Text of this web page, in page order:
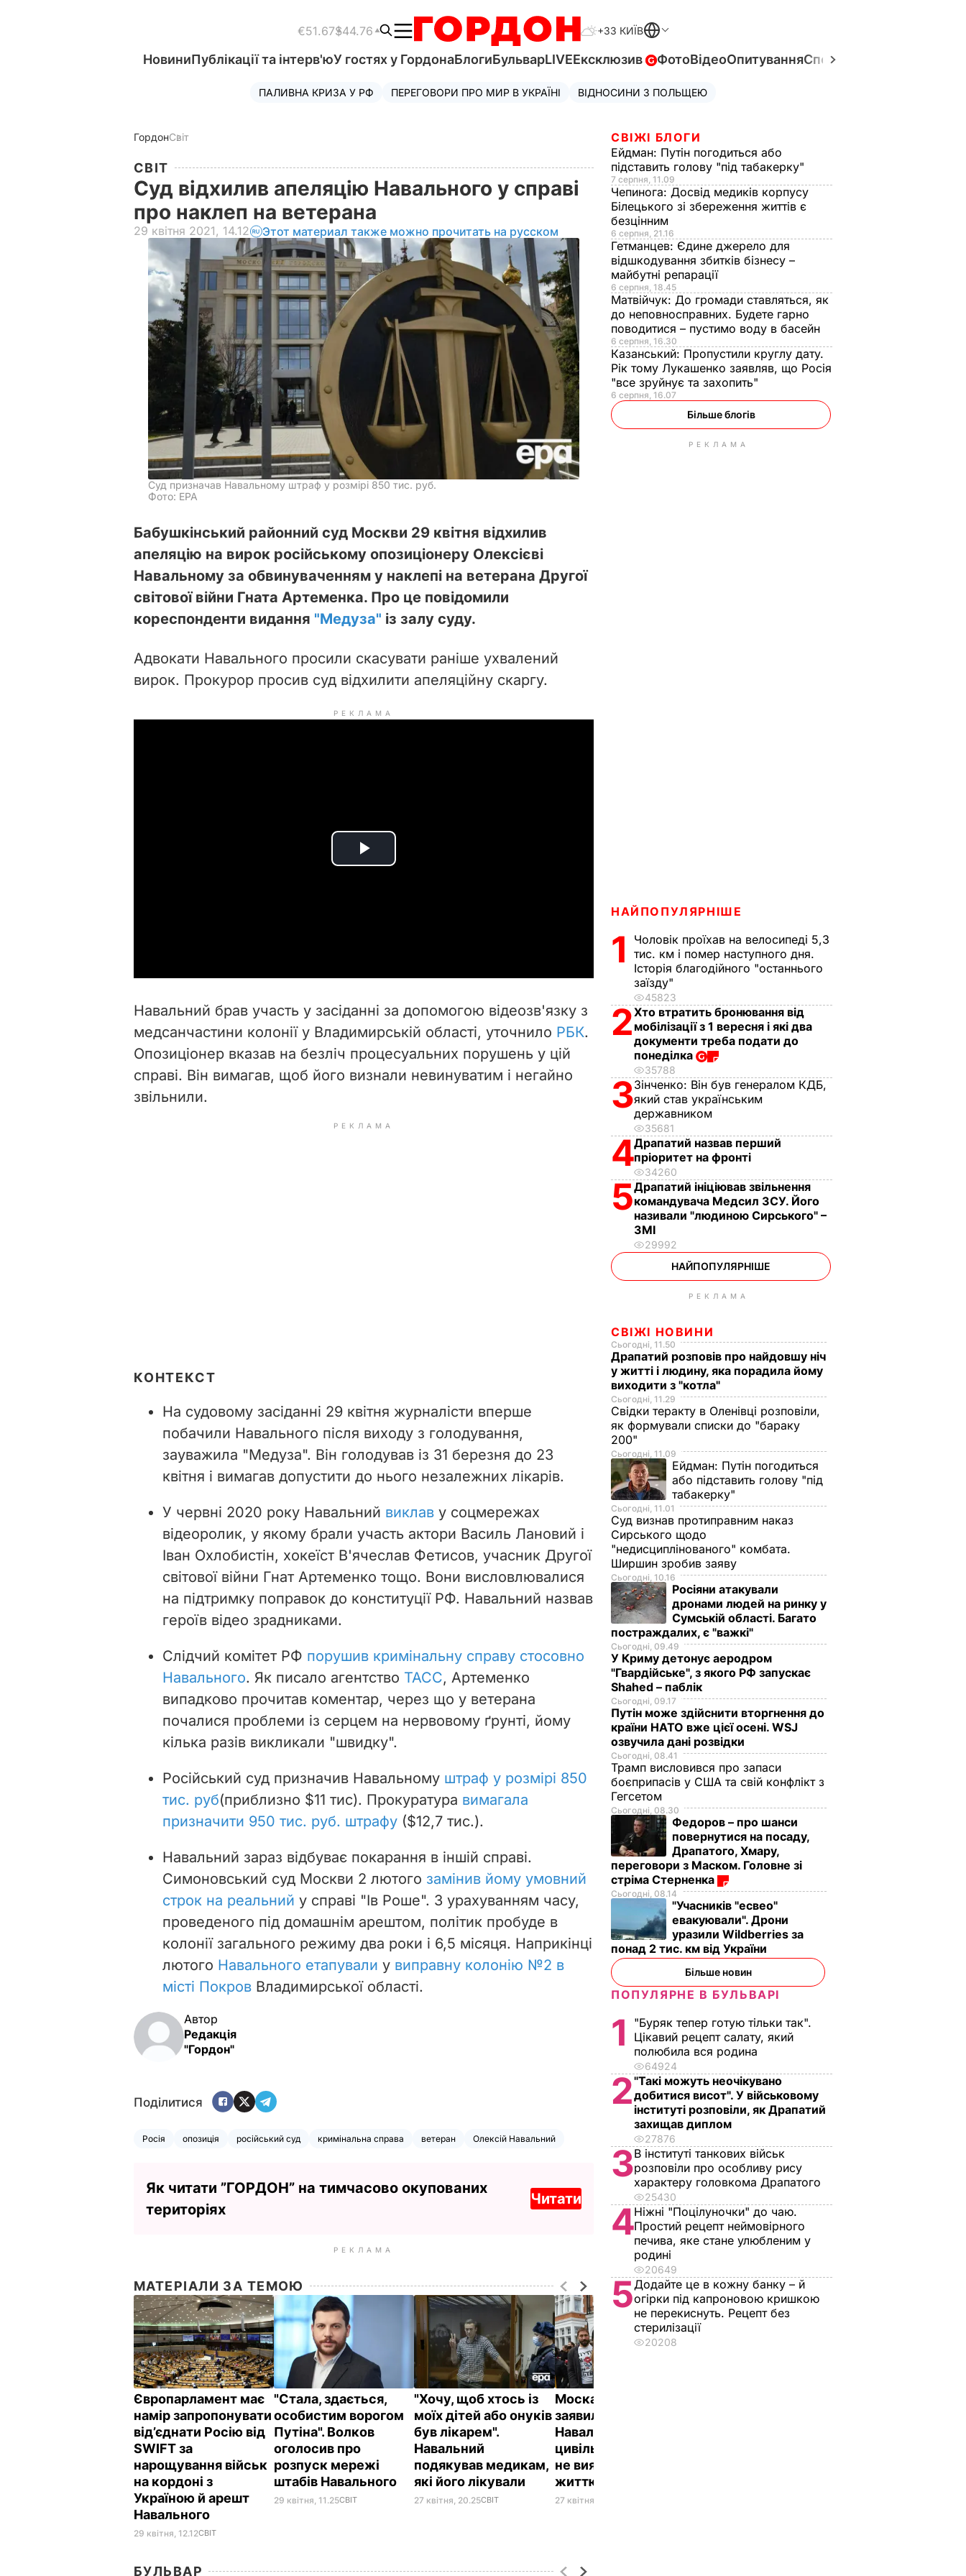
€51.67$44.76 +33 КИЇВ
НовиниПублікації та інтерв'юУ гостях у ГордонаБлогиБульварLIVEЕксклюзив ФотоВідеоОпитуванняСпецпроєкти
ПАЛИВНА КРИЗА У РФ ПЕРЕГОВОРИ ПРО МИР В УКРАЇНІ ВІДНОСИНИ З ПОЛЬЩЕЮ
ГордонСвіт
СВІТ
Суд відхилив апеляцію Навального у справі
про наклеп на ветерана
29 квітня 2021, 14.12 Этот материал также можно прочитать на русском
Суд призначав Навальному штраф у розмірі 850 тис. руб.
Фото: EPA
Бабушкінський районний суд Москви 29 квітня відхилив
апеляцію на вирок російському опозиціонеру Олексієві
Навальному за обвинуваченням у наклепі на ветерана Другої
світової війни Гната Артеменка. Про це повідомили
кореспонденти видання "Медуза" із залу суду.
Адвокати Навального просили скасувати раніше ухвалений
вирок. Прокурор просив суд відхилити апеляційну скаргу.
РЕКЛАМА
P
i
d
o
Навальний брав участь у засіданні за допомогою відеозв'язку з
медсанчастини колонії у Владимирській області, уточнило РБК.
Опозиціонер вказав на безліч процесуальних порушень у цій
справі. Він вимагав, щоб його визнали невинуватим і негайно
звільнили.
РЕКЛАМА
КОНТЕКСТ
На судовому засіданні 29 квітня журналісти вперше
побачили Навального після виходу з голодування,
зауважила "Медуза". Він голодував із 31 березня до 23
квітня і вимагав допустити до нього незалежних лікарів.
У червні 2020 року Навальний виклав у соцмережах
відеоролик, у якому брали участь актори Василь Лановий і
Іван Охлобистін, хокеїст В'ячеслав Фетисов, учасник Другої
світової війни Гнат Артеменко тощо. Вони висловлювалися
на підтримку поправок до конституції РФ. Навальний назвав
героїв відео зрадниками.
Слідчий комітет РФ порушив кримінальну справу стосовно
Навального. Як писало агентство ТАСС, Артеменко
випадково прочитав коментар, через що у ветерана
почалися проблеми із серцем на нервовому ґрунті, йому
кілька разів викликали "швидку".
Російський суд призначив Навальному штраф у розмірі 850
тис. руб(приблизно $11 тис). Прокуратура вимагала
призначити 950 тис. руб. штрафу ($12,7 тис.).
Навальний зараз відбуває покарання в іншій справі.
Симоновський суд Москви 2 лютого замінив йому умовний
строк на реальний у справі "Ів Роше". З урахуванням часу,
проведеного під домашнім арештом, політик пробуде в
колонії загального режиму два роки і 6,5 місяця. Наприкінці
лютого Навального етапували у виправну колонію №2 в
місті Покров Владимирської області.
Автор
Редакція
"Гордон"
Поділитися
Росія опозиція російський суд кримінальна справа ветеран Олексій Навальний
Як читати ”ГОРДОН” на тимчасово окупованих
територіях
Читати
РЕКЛАМА
МАТЕРІАЛИ ЗА ТЕМОЮ
Європарламент має
намір запропонувати
від’єднати Росію від
SWIFT за
нарощування військ
на кордоні з
Україною й арешт
Навального
29 квітня, 12.12СВІТ
"Стала, здається,
особистим ворогом
Путіна". Волков
оголосив про
розпуск мережі
штабів Навального
29 квітня, 11.25СВІТ
"Хочу, щоб хтось із
моїх дітей або онуків
був лікарем".
Навальний
подякував медикам,
які його лікували
27 квітня, 20.25СВІТ
Москалькова
заявила, що
Навального оглянули
цивільні лікарі. Вони
не виявили загрози
життю опозиціонера
27 квітня, 14.40
БУЛЬВАР
СВІЖІ БЛОГИ
Ейдман: Путін погодиться або
підставить голову "під табакерку"
7 серпня, 11.09
Чепинога: Досвід медиків корпусу
Білецького зі збереження життів є
безцінним
6 серпня, 21.16
Гетманцев: Єдине джерело для
відшкодування збитків бізнесу –
майбутні репарації
6 серпня, 18.45
Матвійчук: До громади ставляться, як
до неповносправних. Будете гарно
поводитися – пустимо воду в басейн
6 серпня, 16.30
Казанський: Пропустили круглу дату.
Рік тому Лукашенко заявляв, що Росія
"все зруйнує та захопить"
6 серпня, 16.07
Більше блогів
РЕКЛАМА
НАЙПОПУЛЯРНІШЕ
1
Чоловік проїхав на велосипеді 5,3
тис. км і помер наступного дня.
Історія благодійного "останнього
заїзду"
45823
2Хто втратить бронювання від
мобілізації з 1 вересня і які два
документи треба подати до
понеділка
35788
3Зінченко: Він був генералом КДБ,
який став українським
державником
35681
4Драпатий назвав перший
пріоритет на фронті
34260
5Драпатий ініціював звільнення
командувача Медсил ЗСУ. Його
називали "людиною Сирського" –
ЗМІ
29992
НАЙПОПУЛЯРНІШЕ
РЕКЛАМА
СВІЖІ НОВИНИ
Сьогодні, 11.50
Драпатий розповів про найдовшу ніч
у житті і людину, яка порадила йому
виходити з "котла"
Сьогодні, 11.29
Свідки теракту в Оленівці розповіли,
як формували списки до "бараку
200"
Сьогодні, 11.09
Ейдман: Путін погодиться
або підставить голову "під
табакерку"
Сьогодні, 11.01
Суд визнав протиправним наказ
Сирського щодо
"недисциплінованого" комбата.
Ширшин зробив заяву
Сьогодні, 10.16
Росіяни атакували
дронами людей на ринку у
Сумській області. Багато
постраждалих, є "важкі"
Сьогодні, 09.49
У Криму детонує аеродром
"Гвардійське", з якого РФ запускає
Shahed – паблік
Сьогодні, 09.17
Путін може здійснити вторгнення до
країни НАТО вже цієї осені. WSJ
озвучила дані розвідки
Сьогодні, 08.41
Трамп висловився про запаси
боєприпасів у США та свій конфлікт з
Гегсетом
Сьогодні, 08.30
Федоров – про шанси
повернутися на посаду,
Драпатого, Хмару,
переговори з Маском. Головне зі
стріма Стерненка
Сьогодні, 08.14
"Учасників "есвео"
евакуювали". Дрони
уразили Wildberries за
понад 2 тис. км від України
Більше новин
ПОПУЛЯРНЕ В БУЛЬВАРІ
1
"Буряк тепер готую тільки так".
Цікавий рецепт салату, який
полюбила вся родина
64924
2"Такі можуть неочікувано
добитися висот". У військовому
інституті розповіли, як Драпатий
захищав диплом
27876
3В інституті танкових військ
розповіли про особливу рису
характеру головкома Драпатого
25430
4Ніжні "Поцілуночки" до чаю.
Простий рецепт неймовірного
печива, яке стане улюбленим у
родині
20649
5Додайте це в кожну банку – й
огірки під капроновою кришкою
не перекиснуть. Рецепт без
стерилізації
20208